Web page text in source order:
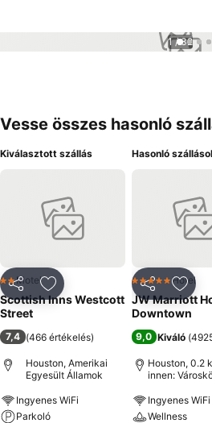
1 / 32
Vesse összes hasonló
Kiválasztott szállás
MegosztásHozzáadás a kedvencekhez
2 Kategória
Motel
Scottish Inns Westcott
Street
7,4 (466 értékelés)
Houston, Amerikai
Egyesült Államok
Ingyenes WiFi
Parkoló
Hasonló
Megosztás
5 KategóriaHotel
JW Marriott
Downtown
9,0 Kiváló (
Houston, 0.2
innen:
Ingyenes WiFi
Wellness